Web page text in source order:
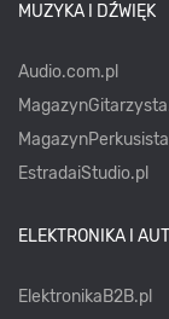
MUZYKA I DŹWIĘK
Audio.com.pl
EstradaiStudio.pl
ELEKTRONIKA I
ElektronikaB2B.pl